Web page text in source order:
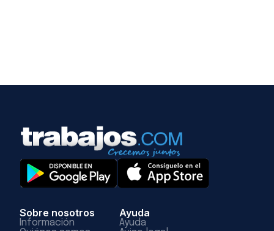
Sobre nosotros
Información
Ayuda
Ayuda